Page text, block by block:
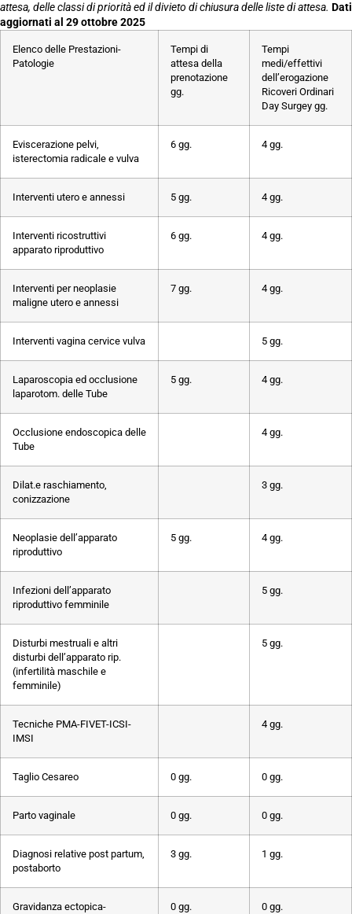
attesa, delle classi di priorità ed il divieto di chiusura delle liste di attesa. Dati
aggiornati al 29 ottobre 2025
Elenco delle Prestazioni-
Patologie
Tempi di
attesa della
prenotazione
gg.
Tempi
medi/effettivi
dell’erogazione
Ricoveri Ordinari
Day Surgey gg.
Eviscerazione pelvi,
isterectomia radicale e vulva
6 gg. 4 gg.
Interventi utero e annessi 5 gg. 4 gg.
Interventi ricostruttivi
apparato riproduttivo
6 gg. 4 gg.
Interventi per neoplasie
maligne utero e annessi
7 gg. 4 gg.
Interventi vagina cervice vulva 5 gg.
Laparoscopia ed occlusione
laparotom. delle Tube
5 gg. 4 gg.
Occlusione endoscopica delle
Tube
4 gg.
Dilat.e raschiamento,
conizzazione
3 gg.
Neoplasie dell’apparato
riproduttivo
5 gg. 4 gg.
Infezioni dell’apparato
riproduttivo femminile
5 gg.
Disturbi mestruali e altri
disturbi dell’apparato rip.
(infertilità maschile e
femminile)
5 gg.
Tecniche PMA-FIVET-ICSI-
IMSI
4 gg.
Taglio Cesareo 0 gg. 0 gg.
Parto vaginale 0 gg. 0 gg.
Diagnosi relative post partum,
postaborto
3 gg. 1 gg.
Gravidanza ectopica-
0 gg. 0 gg.